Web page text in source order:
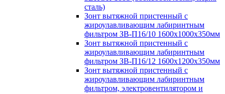
сталь)
Зонт вытяжной пристенный с
жироулавливающим лабиринтным
фильтром ЗВ-П16/10 1600х1000х350мм
Зонт вытяжной пристенный с
жироулавливающим лабиринтным
фильтром ЗВ-П16/12 1600х1200х350мм
Зонт вытяжной пристенный с
жироулавливающим лабиринтным
фильтром, электровентилятором и